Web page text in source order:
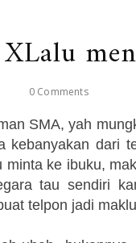
0 Comments
SMA, yah
kebanyakan dari
ke ibuku,
tau sendiri
telpon jadi